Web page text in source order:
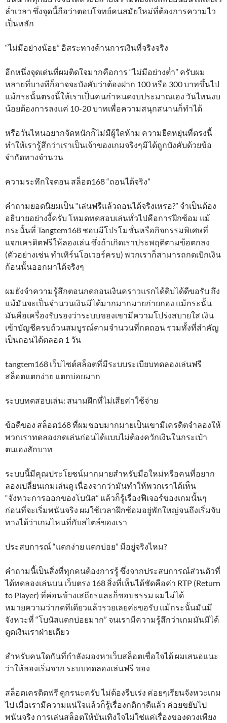
ล่ำเวลา ซึ่งจุดนี้ถือว่าตอบโจทย์คนสมัยใหม่ที่ต้องการความไว
เป็นหลัก
“ไม่มีอย่างน้อย” อิสระทางด้านการเงินที่จริงจริง
อีกหนึ่งจุดเด่นที่ผมติดใจมากคือการ “ไม่มีอย่างต่ำ” ครับผม
หลายที่บางทีก็อาจจะบังคับว่าต้องฝาก 100 หรือ 300 บาทขึ้นไป
แม้กระนั้นตรงนี้ให้เราเป็นคนกำหนดงบประมาณเอง วันไหนงบ
น้อยต้องการลงแค่ 10-20 บาทเพื่อความสนุกสนานก็ทำได้
หรือวันไหนอยากจัดหนักก็ไม่มีผู้ใดห้าม ความยืดหยุ่นที่ตรงนี้
ทำให้เรารู้สึกว่าเราเป็นเจ้าของเกมจริงๆมิได้ถูกบังคับด้วยข้อ
จำกัดทางจำนวน
ความระทึกใจตอน สล็อต168 “ถอนได้จริง”
คำถามยอดนิยมเป็น “เล่นฟรีแล้วถอนได้จริงเหรอ?” จำเป็นต้อง
อธิบายอย่างงี้ครับ โหมดทดสอบเล่นทั่วไปคือการฝึกซ้อม แม้
กระนั้นที่ Tangtem168 ชอบมีโปรโมชั่นหรือกิจกรรมพิเศษที่
แจกเครดิตฟรีให้ลองเล่น ซึ่งถ้าเกิดเราประพฤติตามข้อตกลง
(ตัวอย่างเช่น ทำเทิร์นโอเวอร์ครบ) พวกเราก็สามารถกดเบิกเงิน
ก้อนนั้นออกมาได้จริงๆ
ผมยังจำความรู้สึกตอนกดถอนเงินคราวแรกได้ดิบได้ดีขอรับ ถึง
แม้มันจะเป็นจำนวนเงินมิได้มากมากมายก่ายกอง แม้กระนั้น
มันคือเครื่องรับรองว่าระบบของเขามีความโปร่งสบายใส เงิน
เข้าบัญชีครบถ้วนสมบูรณ์ตามจำนวนที่กดถอน รวมทั้งที่สำคัญ
เป็นถอนได้ตลอด 1 วัน
tangtem168 เว็บไซต์สล็อตที่มีระบบระเบียบทดลองเล่นฟรี
สล็อตแตกง่าย แตกบ่อยมาก
ระบบทดสอบเล่น: สนามฝึกที่ไม่เสียค่าใช้จ่าย
ข้อดีของ สล็อต168 ที่ผมชอบมากมายเป็นเขามีเครดิตจำลองให้
พวกเราทดลองกดเล่นก่อนได้แบบไม่ต้องควักเงินในกระเป๋า
ตนเองสักบาท
ระบบนี้มีคุณประโยชน์มากมายสำหรับมือใหม่หรือคนที่อยาก
ลองเปลี่ยนเกมเล่นดู เนื่องจากว่ามันทำให้พวกเราได้เห็น
“จังหวะการออกของโบนัส” แล้วก็รู้เรื่องฟีเจอร์ของเกมนั้นๆ
ก่อนที่จะเริ่มพนันจริง ผมใช้เวลาฝึกซ้อมอยู่พักใหญ่จนถึงเริ่มจับ
ทางได้ว่าเกมไหนที่กับสไตล์ของเรา
ประสบการณ์ “แตกง่าย แตกบ่อย” มีอยู่จริงไหม?
คำถามนี้เป็นสิ่งที่ทุกคนต้องการรู้ ซึ่งจากประสบการณ์ส่วนตัวที่
ได้ทดลองเล่นบน เว็บตรง 168 สิ่งที่เห็นได้ชัดคือค่า RTP (Return
to Player) ที่ค่อนข้างเสถียรและก็ชอบธรรม ผมไม่ได้
หมายความว่ากดทีเดียวแล้วรวยเลยค่ะขอรับ แม้กระนั้นมันมี
จังหวะที่ “โบนัสแตกบ่อยมาก” จนเรามีความรู้สึกว่าเกมมันมิได้
ดูดเงินเราฝ่ายเดียว
สำหรับคนใดกันที่กำลังมองหาเว็บสล็อตเชื่อใจได้ ผมเสนอแนะ
ว่าให้ลองเริ่มจาก ระบบทดลองเล่นฟรี ของ
สล็อตเครดิตฟรี ดูกรนะครับ ไม่ต้องรีบเร่ง ค่อยๆเรียนจังหวะเกม
ไป เมื่อเรามีความแน่ใจแล้วก็รู้เรื่องกติกาดีแล้ว ค่อยขยับไป
พนันจริง การเล่นสล็อตให้บันเทิงใจไม่ใช่แค่เรื่องของดวงเพียง